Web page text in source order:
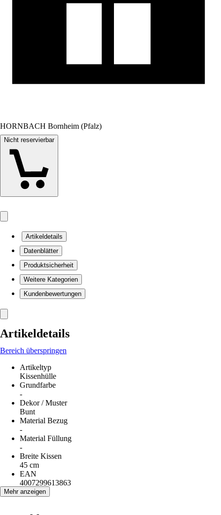
HORNBACH Bornheim (Pfalz)
Nicht reservierbar
Artikeldetails
Datenblätter
Produktsicherheit
Weitere Kategorien
Kundenbewertungen
Artikeldetails
Bereich überspringen
Artikeltyp
Kissenhülle
Grundfarbe
-
Dekor / Muster
Bunt
Material Bezug
-
Material Füllung
-
Breite Kissen
45 cm
EAN
4007299613863
Mehr anzeigen